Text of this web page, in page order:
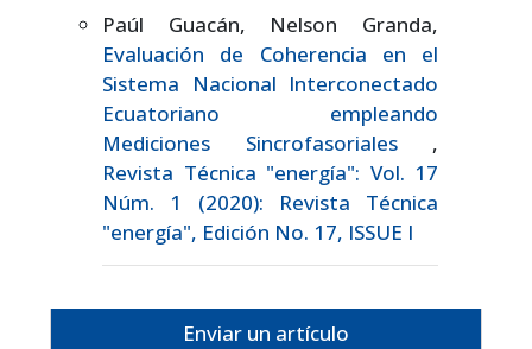
Paúl Guacán, Nelson Granda,
Evaluación de Coherencia en el
Sistema Nacional Interconectado
Ecuatoriano empleando
Mediciones Sincrofasoriales ,
Revista Técnica "energía": Vol. 17
Núm. 1 (2020): Revista Técnica
"energía", Edición No. 17, ISSUE I
Enviar un artículo